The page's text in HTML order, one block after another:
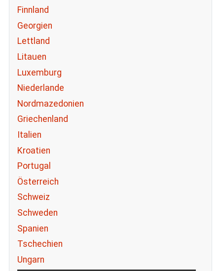
Finnland
Georgien
Lettland
Litauen
Luxemburg
Niederlande
Nordmazedonien
Griechenland
Italien
Kroatien
Portugal
Österreich
Schweiz
Schweden
Spanien
Tschechien
Ungarn